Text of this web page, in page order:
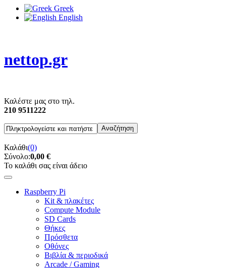
Greek
English
nettop.gr
Καλέστε μας στο τηλ.
210 9511222
Καλάθι(0)
Σύνολο:0,00 €
Το καλάθι σας είναι άδειο
Raspberry Pi
Kit & πλακέτες
Compute Module
SD Cards
Θήκες
Πρόσθετα
Οθόνες
Βιβλία & περιοδικά
Arcade / Gaming